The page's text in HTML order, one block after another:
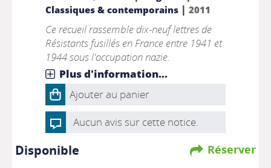
Classiques & contemporains| 2011
Ce recueil rassemble dix-neuf lettres de
Résistants fusillés en France entre 1941 et
1944 sous l'occupation nazie.
Plus d'information...
Ajouter au panier
Aucun avis sur cette notice.
Réserver
Disponible